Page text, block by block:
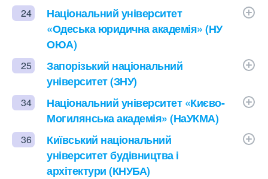
24
Національний університет
«Одеська юридична академія» (НУ
ОЮА)
25
Запорізький національний
університет (ЗНУ)
34
Національний університет «Києво-
Могилянська академія» (НаУКМА)
36
Київський національний
університет будівництва і
архітектури (КНУБА)